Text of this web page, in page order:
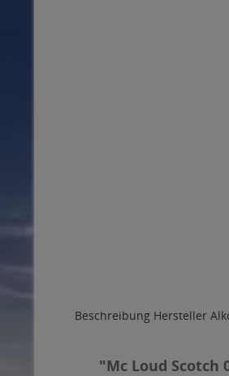
Beschreibung Hersteller
"Mc Loud Scotch